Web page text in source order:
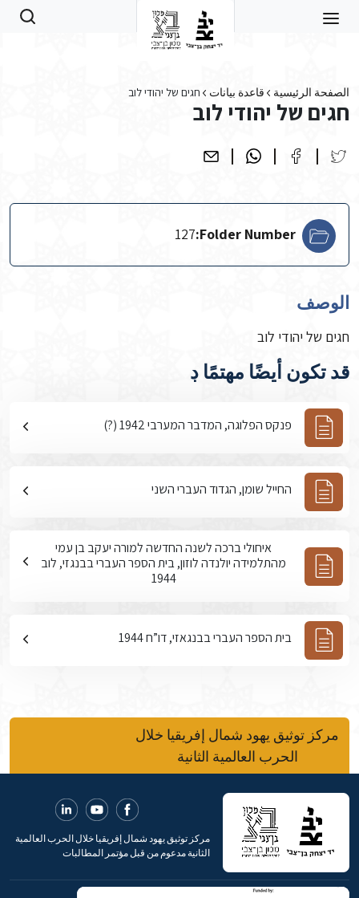
الصفحة الرئيسية قاعدة بيانات חגים של יהודי לוב
חגים של יהודי לוב
Folder Number:
127
الوصف
חגים של יהודי לוב
قد تكون أيضًا مهتمًا ڊ
פנקס הפלוגה, המדבר המערבי 1942 (?)
החייל שומן, הגדוד העברי השני
איחולי ברכה לשנה החדשה למורה יעקב בן עמי
מהתלמידה יולנדה לוזון, בית הספר העברי בבנגזי, לוב
1944
בית הספר העברי בבנגאזי, דו”ח 1944
مركز توثيق يهود شمال إفريقيا خلال
الحرب العالمية الثانية
مركز توثيق يهود شمال إفريقيا خلال الحرب العالمية
الثانية مدعوم من قبل مؤتمر المطالبات